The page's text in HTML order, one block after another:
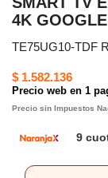
4K
TE75UG10-TDF
$ 1.582.136
Precio web en 1
Precio sin Impuestos
9